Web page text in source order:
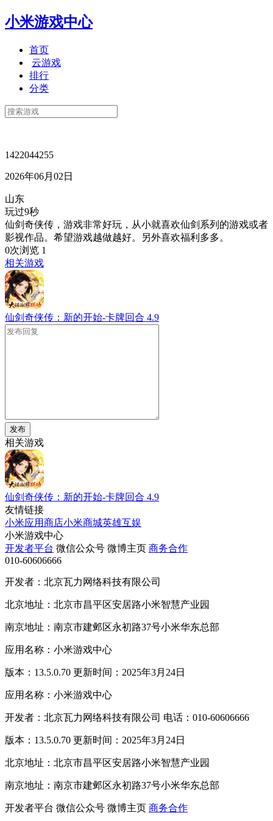
小米游戏中心
首页
云游戏
排行
分类
1422044255
2026年06月02日
山东
玩过9秒
仙剑奇侠传，游戏非常好玩，从小就喜欢仙剑系列的游戏或者
影视作品。希望游戏越做越好。另外喜欢福利多多。
0次浏览 1
相关游戏
仙剑奇侠传：新的开始-卡牌回合 4.9
发布
相关游戏
仙剑奇侠传：新的开始-卡牌回合 4.9
友情链接
小米应用商店小米商城英雄互娱
小米游戏中心
开发者平台 微信公众号 微博主页 商务合作
010-60606666
开发者：北京瓦力网络科技有限公司
北京地址：北京市昌平区安居路小米智慧产业园
南京地址：南京市建邺区永初路37号小米华东总部
应用名称：小米游戏中心
版本：13.5.0.70 更新时间：2025年3月24日
应用名称：小米游戏中心
开发者：北京瓦力网络科技有限公司 电话：010-60606666
版本：13.5.0.70 更新时间：2025年3月24日
北京地址：北京市昌平区安居路小米智慧产业园
南京地址：南京市建邺区永初路37号小米华东总部
开发者平台 微信公众号 微博主页 商务合作